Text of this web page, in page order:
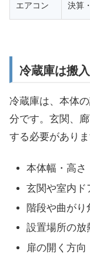
エアコン 決算
冷蔵庫は搬
冷蔵庫は、本体
分です。玄関、
する必要がありま
本体幅・高さ
玄関や室内ド
階段や曲がり
設置場所の放
扉の開く方向